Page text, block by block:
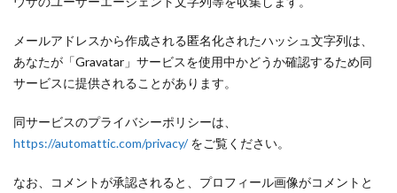
メールアドレスから作成される匿名化されたハッシュ文字列は、
あなたが「Gravatar」サービスを使用中かどうか確認するため同
サービスに提供されることがあります。
同サービスのプライバシーポリシーは、
https://automattic.com/privacy/をご覧ください。
なお、コメントが承認されると、プロフィール画像がコメントと